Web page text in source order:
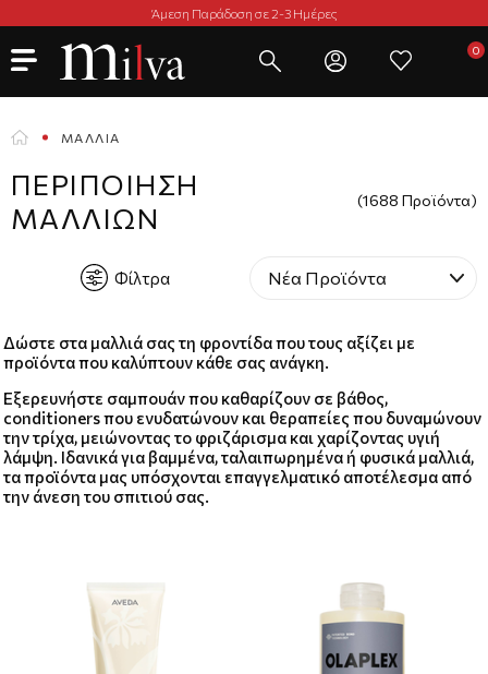
Άμεση Παράδοση σε 2-3 Ημέρες
ΜΑΛΛΙΆ
ΠΕΡΙΠΟΊΗΣΗ
ΜΑΛΛΙΏΝ
(1688 Προϊόντα)
Φίλτρα
Δώστε στα μαλλιά σας τη φροντίδα που τους αξίζει με
προϊόντα που καλύπτουν κάθε σας ανάγκη.
Εξερευνήστε σαμπουάν που καθαρίζουν σε βάθος,
conditioners που ενυδατώνουν και θεραπείες που δυναμώνουν
την τρίχα, μειώνοντας το φριζάρισμα και χαρίζοντας υγιή
λάμψη. Ιδανικά για βαμμένα, ταλαιπωρημένα ή φυσικά μαλλιά,
τα προϊόντα μας υπόσχονται επαγγελματικό αποτέλεσμα από
την άνεση του σπιτιού σας.